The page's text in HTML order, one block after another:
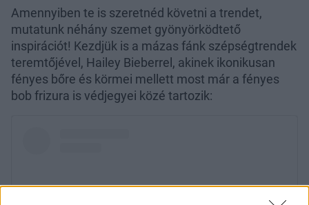
Amennyiben te is szeretnéd követni a trendet,
mutatunk néhány szemet gyönyörködtető
inspirációt! Kezdjük is a mázas fánk szépségtrendek
teremtőjével, Hailey Bieberrel, akinek ikonikusan
fényes bőre és körmei mellett most már a fényes
bob frizura is védjegyei közé tartozik: